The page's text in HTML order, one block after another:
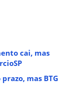
cai, mas
mas BTG